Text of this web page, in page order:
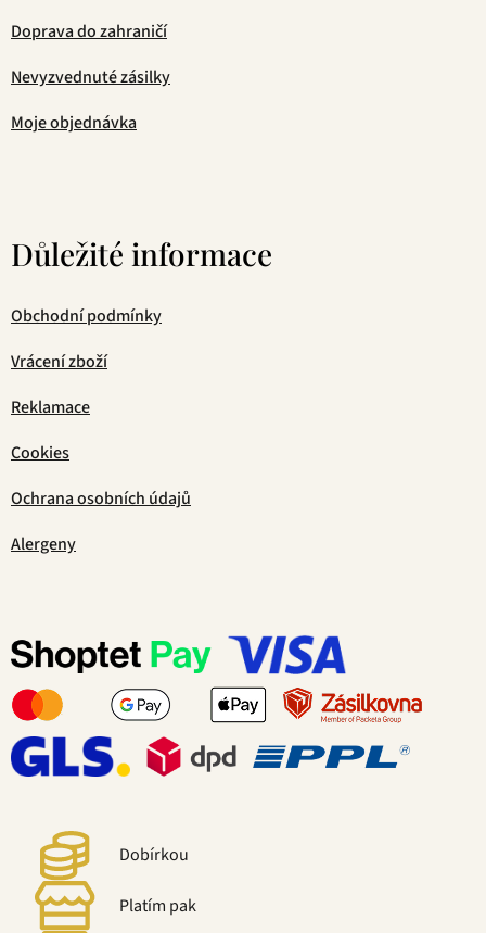
Doprava do zahraničí
Nevyzvednuté zásilky
Moje objednávka
Důležité informace
Obchodní podmínky
Vrácení zboží
Reklamace
Cookies
Ochrana osobních údajů
Alergeny
Dobírkou
Platím pak